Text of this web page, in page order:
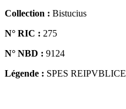
Collection : Bistucius
N° RIC : 275
N° NBD : 9124
Légende : SPES REIPVBLICE